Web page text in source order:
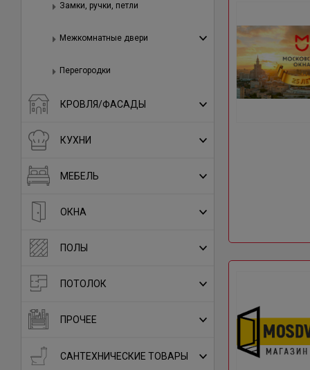
Замки, ручки, петли
Межкомнатные двери
Перегородки
КРОВЛЯ/ФАСАДЫ
КУХНИ
МЕБЕЛЬ
ОКНА
ПОЛЫ
ПОТОЛОК
ПРОЧЕЕ
САНТЕХНИЧЕСКИЕ ТОВАРЫ